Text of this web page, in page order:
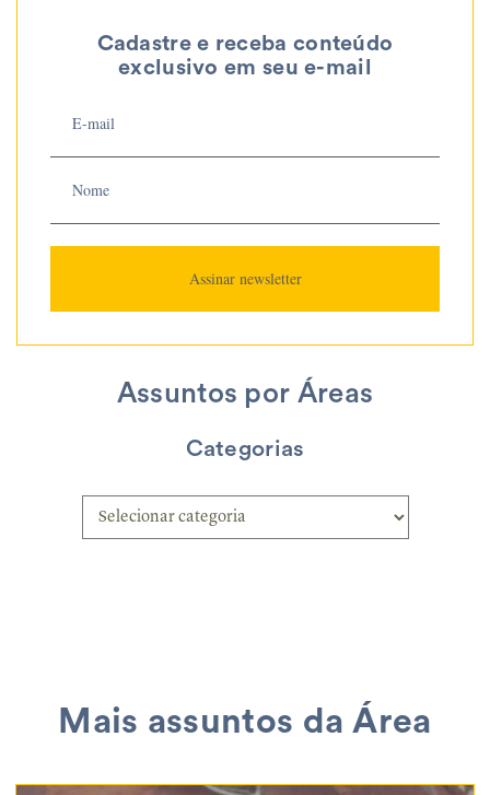
Cadastre e receba conteúdo
exclusivo em seu e-mail
Assuntos por Áreas
Categorias
Mais assuntos da Área